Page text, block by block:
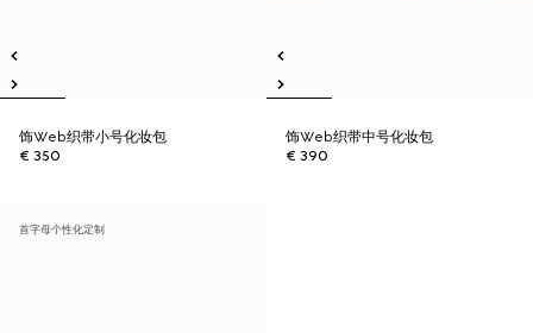
饰Web织带小号化妆包
€ 350
饰Web织带中号化妆包
€ 390
首字母个性化定制